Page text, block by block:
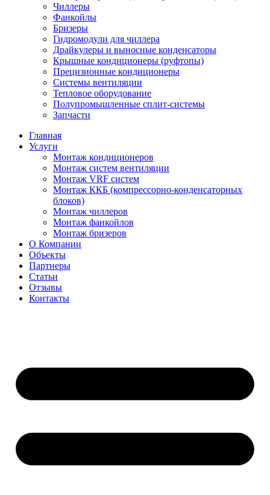
Чиллеры
Фанкойлы
Бризеры
Гидромодули для чиллера
Драйкулеры и выносные конденсаторы
Крышные кондиционеры (руфтопы)
Прецизионные кондиционеры
Системы вентиляции
Тепловое оборудование
Полупромышленные сплит-системы
Запчасти
Главная
Услуги
Монтаж кондиционеров
Монтаж cистем вентиляции
Монтаж VRF систем
Монтаж ККБ (компрессорно-конденсаторных
блоков)
Монтаж чиллеров
Монтаж фанкойлов
Монтаж бризеров
О Компании
Объекты
Партнеры
Статьи
Отзывы
Контакты